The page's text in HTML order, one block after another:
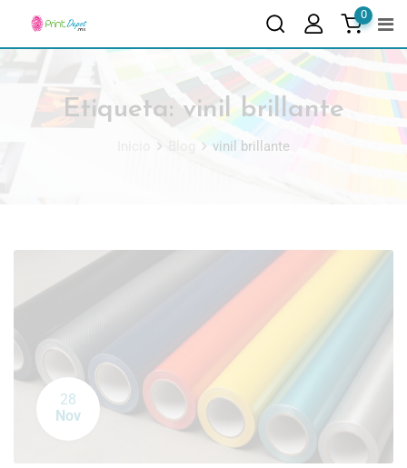
0
Etiqueta:vinil brillante
vinil brillante
28
Nov